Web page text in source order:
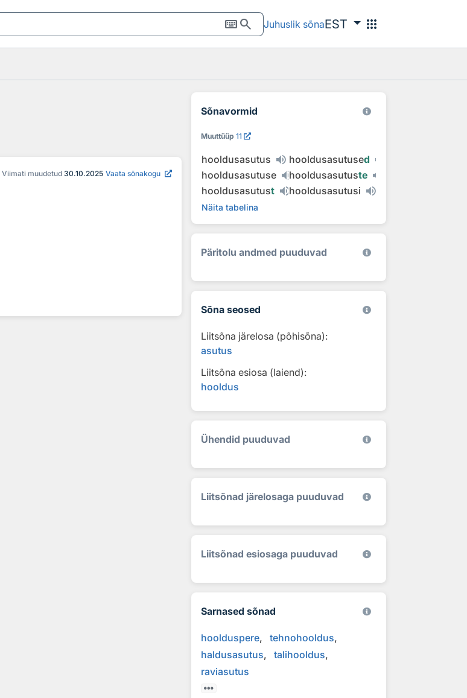
keyboardsearch Juhuslik sõnaEST apps
Viimati muudetud 30.10.2025 Vaata sõnakogu
Sõnavormid
Muuttüüp 11
hooldusasutus hooldusasutused
hooldusasutuse
hooldusasutuste
hooldusasutust hooldusasutusi
Näita tabelina
Päritolu andmed puuduvad
Sõna seosed
Liitsõna järelosa (põhisõna):
asutus
Liitsõna esiosa (laiend):
hooldus
Ühendid puuduvad
Liitsõnad järelosaga puuduvad
Liitsõnad esiosaga puuduvad
Sarnased sõnad
hoolduspere
tehnohooldus
haldusasutus
talihooldus
raviasutus